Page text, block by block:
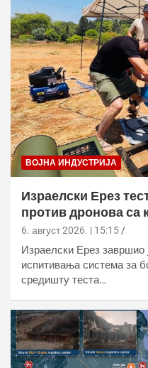
ВОЈНА ИНДУСТРИЈА
Израелски Ерез
против дронова са
6. август 2026. | 15:15
Израелски Ерез завршио
испитивања система за
средишту теста…